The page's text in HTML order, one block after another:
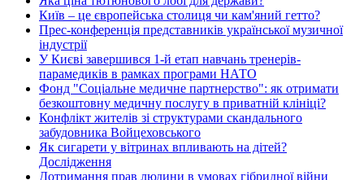
Київ – це європейська столиця чи кам'яний гетто?
Прес-конференція представників української музичної
індустрії
У Києві завершився 1-й етап навчань тренерів-
парамедиків в рамках програми НАТО
Фонд "Соціальне медичне партнерство": як отримати
безкоштовну медичну послугу в приватній клініці?
Конфлікт жителів зі структурами скандального
забудовника Войцеховського
Як сигарети у вітринах впливають на дітей?
Дослідження
Дотримання прав людини в умовах гібридної війни